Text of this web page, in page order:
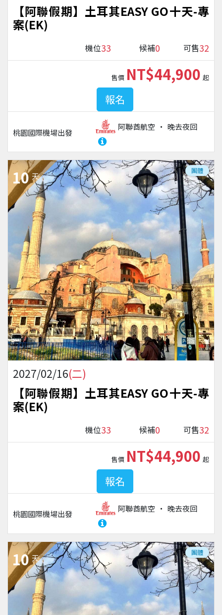
【阿聯假期】土耳其EASY GO十天-專
案(EK)
機位33 候補0 可售32
桃園國際機場出發
阿聯酋航空 晚去夜回
售價 NT$44,900 起
報名
10 天
團體
2027/02/16(二)
【阿聯假期】土耳其EASY GO十天-專
案(EK)
機位33 候補0 可售32
桃園國際機場出發
阿聯酋航空 晚去夜回
售價 NT$44,900 起
報名
10 天
團體